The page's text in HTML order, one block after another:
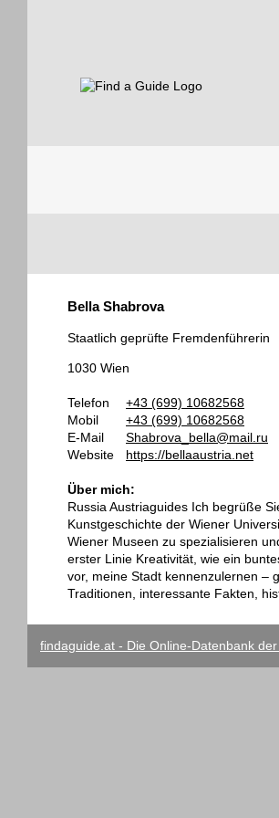
Guides
Bella Shabrova
Staatlich geprüfte Fremdenführerin
1030 Wien
Telefon
+43 (699) 10682568
Mobil
+43 (699) 10682568
E-Mail
Shabrova_bella@mail.ru
Website
https://bellaaustria.net
Über mich:
Russia Austriaguides Ich begrüße
Kunstgeschichte der Wiener
Wiener Museen zu spezialisieren
erster Linie Kreativität, wie ein
vor, meine Stadt kennenzulernen –
Traditionen, interessante Fakten,
findaguide.at - Die Online-Datenbank